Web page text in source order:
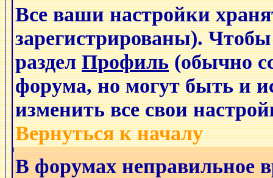
Все ваши настройки
зарегистрированы).
разделПрофиль(обычно
форума, но могут быть и
изменить все свои
Вернуться к началу
В форумах неправильное